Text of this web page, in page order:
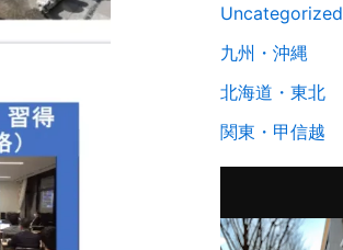
Uncategorized
九州・沖縄
北海道・東北
関東・甲信越
画